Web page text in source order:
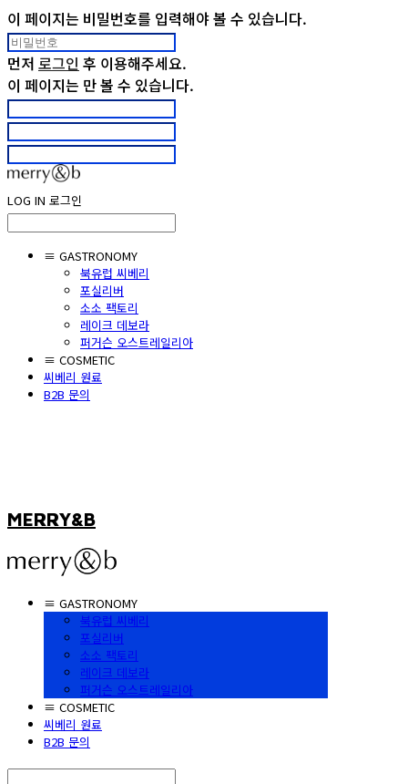
이 페이지는 비밀번호를 입력해야 볼 수 있습니다.
먼저 로그인 후 이용해주세요.
이 페이지는 만 볼 수 있습니다.
LOG IN 로그인
≡ GASTRONOMY
북유럽 씨베리
포실리버
소소 팩토리
레이크 데보라
퍼거슨 오스트레일리아
≡ COSMETIC
씨베리 원료
B2B 문의
MERRY&B
≡ GASTRONOMY
북유럽 씨베리
포실리버
소소 팩토리
레이크 데보라
퍼거슨 오스트레일리아
≡ COSMETIC
씨베리 원료
B2B 문의